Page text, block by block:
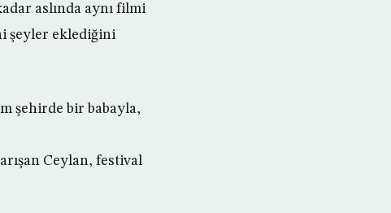
aslında aynı filmi
şeyler eklediğini
şehirde bir babayla,
Ceylan, festival